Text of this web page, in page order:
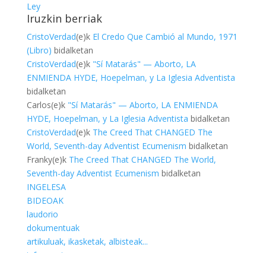
Ley
Iruzkin berriak
CristoVerdad(e)k El Credo Que Cambió al Mundo, 1971
(Libro) bidalketan
CristoVerdad(e)k "Sí Matarás" — Aborto, LA
ENMIENDA HYDE, Hoepelman, y La Iglesia Adventista
bidalketan
Carlos(e)k "Sí Matarás" — Aborto, LA ENMIENDA
HYDE, Hoepelman, y La Iglesia Adventista bidalketan
CristoVerdad(e)k The Creed That CHANGED The
World, Seventh-day Adventist Ecumenism bidalketan
Franky(e)k The Creed That CHANGED The World,
Seventh-day Adventist Ecumenism bidalketan
INGELESA
BIDEOAK
laudorio
dokumentuak
artikuluak, ikasketak, albisteak...